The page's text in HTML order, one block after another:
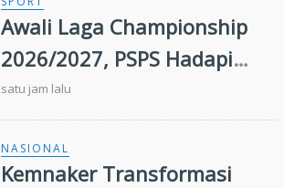
Awali Laga Championship
2026/2027, PSPS Hadapi
PSIS Malam Ini
satu jam lalu
NASIONAL
Kemnaker Transformasi